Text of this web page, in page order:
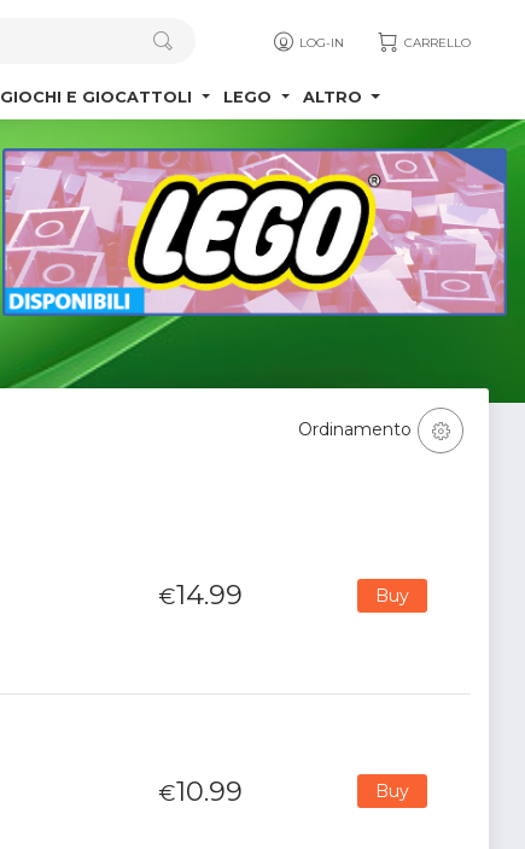
LOG-IN CARRELLO
GIOCHI E GIOCATTOLI LEGO ALTRO
Ordinamento
€14.99 Buy
€10.99 Buy